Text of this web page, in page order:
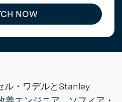
NOW
ル・ワデルとStanley